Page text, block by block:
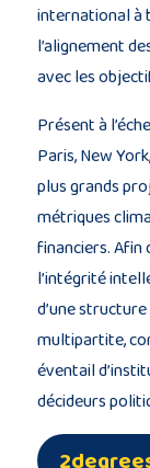
international à
l’alignement
avec les
Présent à
Paris, New
plus grands
métriques
financiers. Afin
l’intégrité
d’une
multipartite,
éventail
décideurs